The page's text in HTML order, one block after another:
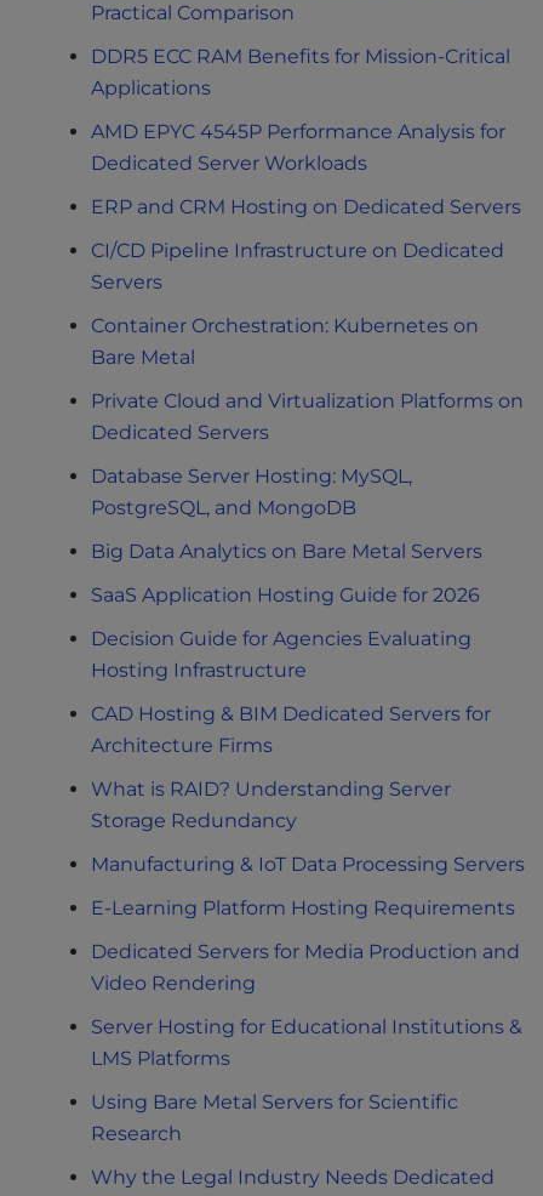
Practical Comparison
DDR5 ECC RAM Benefits for Mission-Critical
Applications
AMD EPYC 4545P Performance Analysis for
Dedicated Server Workloads
ERP and CRM Hosting on Dedicated Servers
CI/CD Pipeline Infrastructure on Dedicated
Servers
Container Orchestration: Kubernetes on
Bare Metal
Private Cloud and Virtualization Platforms on
Dedicated Servers
Database Server Hosting: MySQL,
PostgreSQL, and MongoDB
Big Data Analytics on Bare Metal Servers
SaaS Application Hosting Guide for 2026
Decision Guide for Agencies Evaluating
Hosting Infrastructure
CAD Hosting & BIM Dedicated Servers for
Architecture Firms
What is RAID? Understanding Server
Storage Redundancy
Manufacturing & IoT Data Processing Servers
E-Learning Platform Hosting Requirements
Dedicated Servers for Media Production and
Video Rendering
Server Hosting for Educational Institutions &
LMS Platforms
Using Bare Metal Servers for Scientific
Research
Why the Legal Industry Needs Dedicated